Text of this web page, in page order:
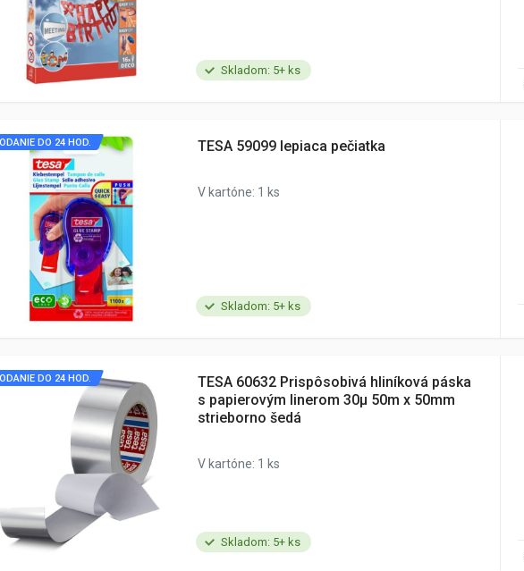
Skladom: 5+ ks
Skladom: 5+ ks
DO 24 HOD. TESA 59099 lepiaca pečiatka
V kartóne: 1 ks
Skladom: 5+ ks
DO 24 HOD.
TESA 60632 Prispôsobivá hliníková páska
s papierovým linerom 30µ 50m x 50mm
strieborno šedá
V kartóne: 1 ks